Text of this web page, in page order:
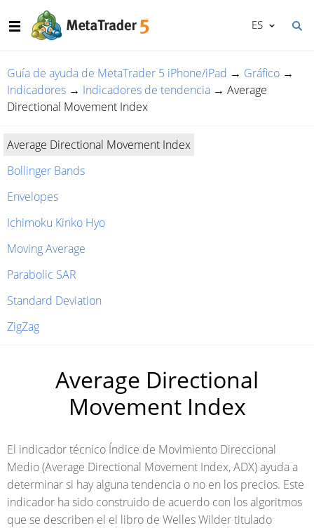
ES
Guía de ayuda de MetaTrader 5 iPhone/iPad → Gráfico →
Indicadores → Indicadores de tendencia → Average
Directional Movement Index
Average Directional Movement Index
Bollinger Bands
Envelopes
Ichimoku Kinko Hyo
Moving Average
Parabolic SAR
Standard Deviation
ZigZag
Average Directional
Movement Index
El indicador técnico Índice de Movimiento Direccional
Medio (Average Directional Movement Index, ADX) ayuda a
determinar si hay alguna tendencia o no en los precios. Este
indicador ha sido construido de acuerdo con los algoritmos
que se describen el el libro de Welles Wilder titulado